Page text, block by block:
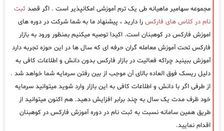
مجموعه سهامیر ماهیانه طی یک ترم آموزشی امکانپذیر است . اگر قصد ثبت
نام در کلاس های فارکس را دارید ، پیشنهاد ما به شما شرکت در دوره های
اموزش فارکس در کوهبنان است. اکیدا توصیه میکنیم بمنظور ورود به بازار
فارکس تحت آموزش معامله گران حرفه ای که سال ها در این حوزه تجربه دارد
آموزش ببینید چراکه فعالیت در بازار فارکس بدون دانش و اطلاعات کافی به
دلیل ریسک فوق العاده بالای آن موجب از بین رفتن سرمایه شما خواهد شد .
از طرفی اگر با دانش و اطلاعات کافی به این بازار وارد شوید میتوانید سرمایه
خود ظرف مدت یک سال به چند برابر افزایش دهید. هم اکنون میتوانید از
طریق همین سامانه نسبت به ثبت نام در دوره آموزش فارکس در کوهبنان
اقدام نمایید.